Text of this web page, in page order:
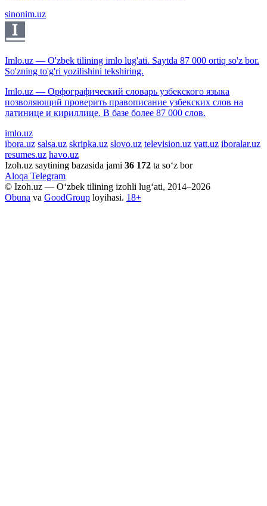
sinonim.uz
Imlo.uz — O'zbek tilining imlo lug'ati. Saytda 87 000 ortiq so'z bor.
So'zning to'g'ri yozilishini tekshiring.
Imlo.uz — Орфографический словарь узбекского языка
позволяющий проверить правописание узбекских слов на
латинице и кириллице. В базе более 87 000 слов.
imlo.uz
ibora.uz salsa.uz skripka.uz slovo.uz television.uz vatt.uz iboralar.uz
resumes.uz havo.uz
Izoh.uz saytining bazasida jami 36 172 ta so‘z bor
Aloqa Telegram
© Izoh.uz — O‘zbek tilining izohli lug‘ati, 2014–2026
Obuna va GoodGroup loyihasi. 18+